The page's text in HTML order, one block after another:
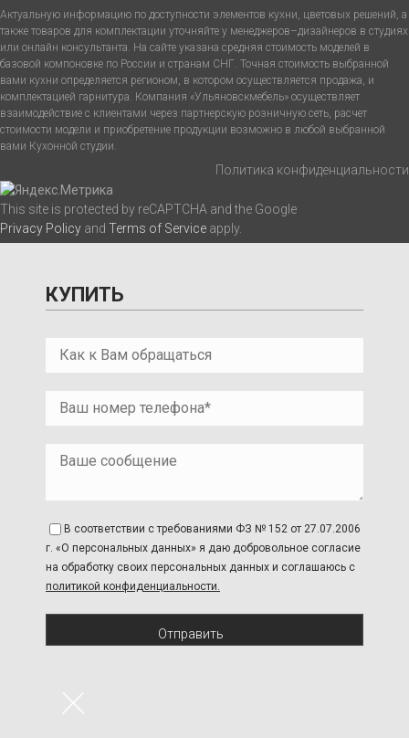
Актуальную информацию по доступности элементов кухни, цветовых решений, а
также товаров для комплектации уточняйте у менеджеров–дизайнеров в студиях
или онлайн консультанта. На сайте указана средняя стоимость моделей в
базовой компоновке по России и странам СНГ. Точная стоимость выбранной
вами кухни определяется регионом, в котором осуществляется продажа, и
комплектацией гарнитура. Компания «Ульяновскмебель» осуществляет
взаимодействие с клиентами через партнерскую розничную сеть, расчет
стоимости модели и приобретение продукции возможно в любой выбранной
вами Кухонной студии.
Политика конфиденциальности
This site is protected by reCAPTCHA and the Google
Privacy Policy and Terms of Service apply.
КУПИТЬ
В соответствии с требованиями ФЗ № 152 от 27.07.2006
г. «О персональных данных» я даю добровольное согласие
на обработку своих персональных данных и соглашаюсь с
политикой конфиденциальности.
Отправить
×